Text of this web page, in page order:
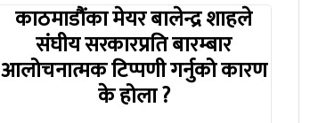
काठमाडौंका मेयर बालेन्द्र शाहले
संघीय सरकारप्रति बारम्बार
आलोचनात्मक टिप्पणी गर्नुको कारण
के होला ?